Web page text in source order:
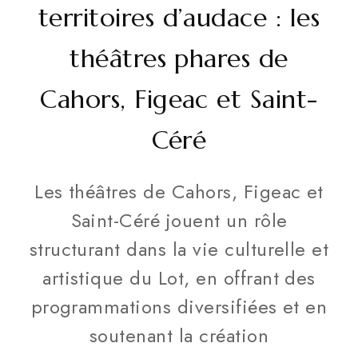
territoires d’audace : les
théâtres phares de
Cahors, Figeac et Saint-
Céré
Les théâtres de Cahors, Figeac et
Saint-Céré jouent un rôle
structurant dans la vie culturelle et
artistique du Lot, en offrant des
programmations diversifiées et en
soutenant la création